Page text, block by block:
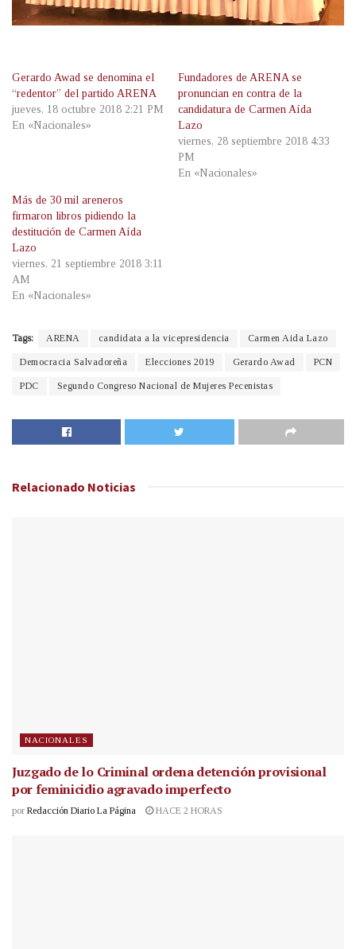
Gerardo Awad se denomina el
“redentor” del partido ARENA
jueves, 18 octubre 2018 2:21 PM
En «Nacionales»
Fundadores de ARENA se
pronuncian en contra de la
candidatura de Carmen Aída
Lazo
viernes, 28 septiembre 2018 4:33
PM
En «Nacionales»
Más de 30 mil areneros
firmaron libros pidiendo la
destitución de Carmen Aída
Lazo
viernes, 21 septiembre 2018 3:11
AM
En «Nacionales»
Tags: ARENA candidata a la vicepresidencia Carmen Aida Lazo
Democracia Salvadoreña Elecciones 2019 Gerardo Awad PCN
PDC Segundo Congreso Nacional de Mujeres Pecenistas
Relacionado Noticias
NACIONALES
Juzgado de lo Criminal ordena detención provisional
por feminicidio agravado imperfecto
por Redacción Diario La Página HACE 2 HORAS